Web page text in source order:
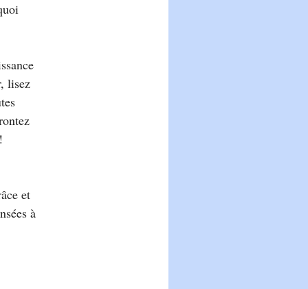
lisez
et
à